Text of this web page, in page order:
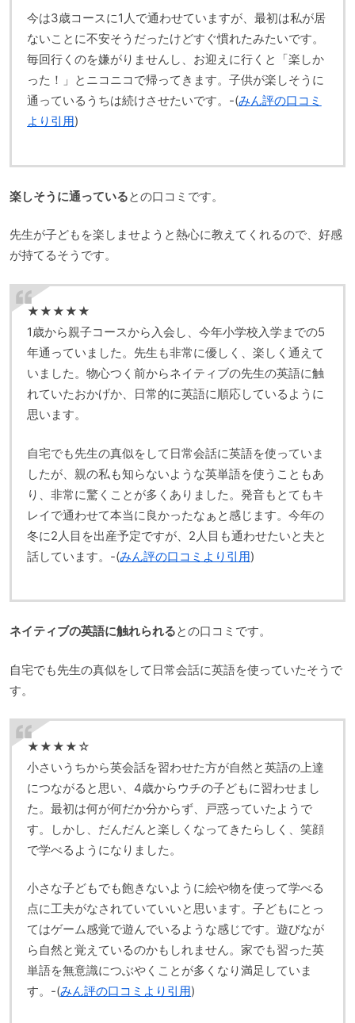
今は3歳コースに1人で通わせていますが、最初は私が居
ないことに不安そうだったけどすぐ慣れたみたいです。
毎回行くのを嫌がりませんし、お迎えに行くと「楽しか
った！」とニコニコで帰ってきます。子供が楽しそうに
通っているうちは続けさせたいです。-(みん評の口コミ
より引用)
楽しそうに通っているとの口コミです。
先生が子どもを楽しませようと熱心に教えてくれるので、好感
が持てるそうです。
★★★★★
1歳から親子コースから入会し、今年小学校入学までの5
年通っていました。先生も非常に優しく、楽しく通えて
いました。物心つく前からネイティブの先生の英語に触
れていたおかげか、日常的に英語に順応しているように
思います。
自宅でも先生の真似をして日常会話に英語を使っていま
したが、親の私も知らないような英単語を使うこともあ
り、非常に驚くことが多くありました。発音もとてもキ
レイで通わせて本当に良かったなぁと感じます。今年の
冬に2人目を出産予定ですが、2人目も通わせたいと夫と
話しています。-(みん評の口コミより引用)
ネイティブの英語に触れられるとの口コミです。
自宅でも先生の真似をして日常会話に英語を使っていたそうで
す。
★★★★☆
小さいうちから英会話を習わせた方が自然と英語の上達
につながると思い、4歳からウチの子どもに習わせまし
た。最初は何が何だか分からず、戸惑っていたようで
す。しかし、だんだんと楽しくなってきたらしく、笑顔
で学べるようになりました。
小さな子どもでも飽きないように絵や物を使って学べる
点に工夫がなされていていいと思います。子どもにとっ
てはゲーム感覚で遊んでいるような感じです。遊びなが
ら自然と覚えているのかもしれません。家でも習った英
単語を無意識につぶやくことが多くなり満足していま
す。-(みん評の口コミより引用)